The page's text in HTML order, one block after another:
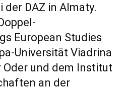
DAZ in Almaty.
European Studies
Universität Viadrina
und dem Institut
an der